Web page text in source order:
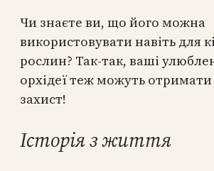
Чи знаєте ви, що його можна
використовувати навіть для
рослин? Так-так, ваші
орхідеї теж можуть
захист!
Історія з життя